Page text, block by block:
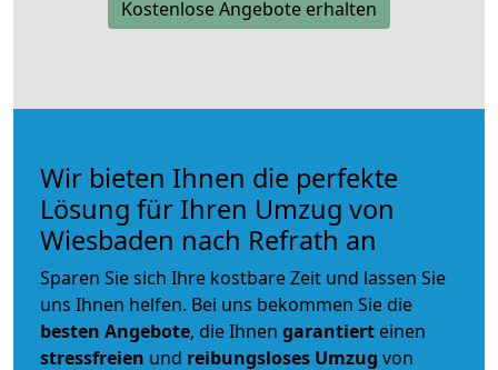
Kostenlose Angebote erhalten
Wir bieten Ihnen die perfekte
Lösung für Ihren Umzug von
Wiesbaden nach Refrath an
Sparen Sie sich Ihre kostbare Zeit und lassen Sie
uns Ihnen helfen. Bei uns bekommen Sie die
besten Angebote, die Ihnen garantiert einen
stressfreien und reibungsloses Umzug von